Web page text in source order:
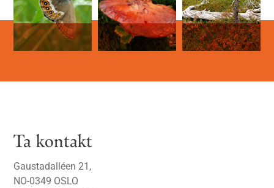
Ta kontakt
Gaustadalléen 21,
NO-0349 OSLO